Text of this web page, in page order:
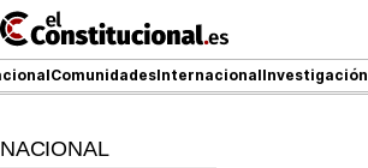
Ir
al
contenido
ComunidadesInternacionalInvestigación
NACIONAL